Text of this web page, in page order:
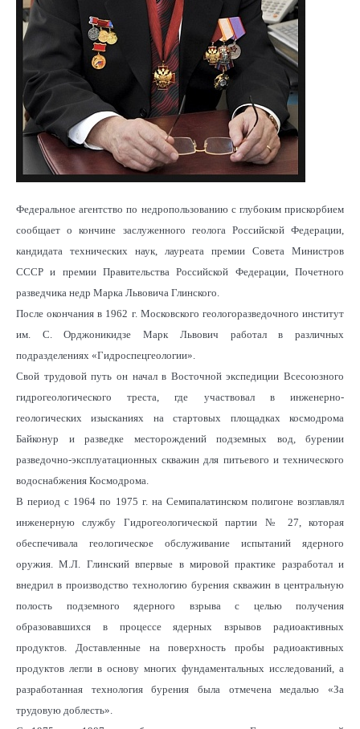
Федеральное агентство по недропользованию с глубоким прискорбием
сообщает о кончине заслуженного геолога Российской Федерации,
кандидата технических наук, лауреата премии Совета Министров
СССР и премии Правительства Российской Федерации, Почетного
разведчика недр Марка Львовича Глинского.
После окончания в 1962 г. Московского геологоразведочного институт
им. С. Орджоникидзе Марк Львович работал в различных
подразделениях «Гидроспецгеологии».
Свой трудовой путь он начал в Восточной экспедиции Всесоюзного
гидрогеологического треста, где участвовал в инженерно-
геологических изысканиях на стартовых площадках космодрома
Байконур и разведке месторождений подземных вод, бурении
разведочно-эксплуатационных скважин для питьевого и технического
водоснабжения Космодрома.
В период с 1964 по 1975 г. на Семипалатинском полигоне возглавлял
инженерную службу Гидрогеологической партии № 27, которая
обеспечивала геологическое обслуживание испытаний ядерного
оружия. М.Л. Глинский впервые в мировой практике разработал и
внедрил в производство технологию бурения скважин в центральную
полость подземного ядерного взрыва с целью получения
образовавшихся в процессе ядерных взрывов радиоактивных
продуктов. Доставленные на поверхность пробы радиоактивных
продуктов легли в основу многих фундаментальных исследований, а
разработанная технология бурения была отмечена медалью «За
трудовую доблесть».